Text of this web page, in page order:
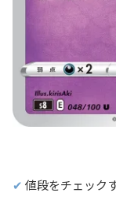
値段をチェック